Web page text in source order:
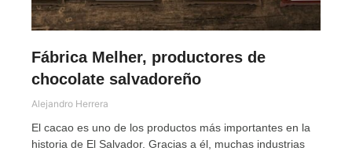
Fábrica Melher, productores de
chocolate salvadoreño
Alejandro Herrera
El cacao es uno de los productos más importantes en la
historia de El Salvador. Gracias a él, muchas industrias